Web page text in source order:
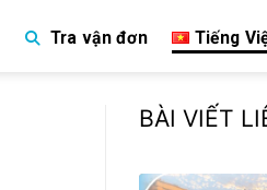
Tra vận đơn Tiếng
BÀI VIẾT